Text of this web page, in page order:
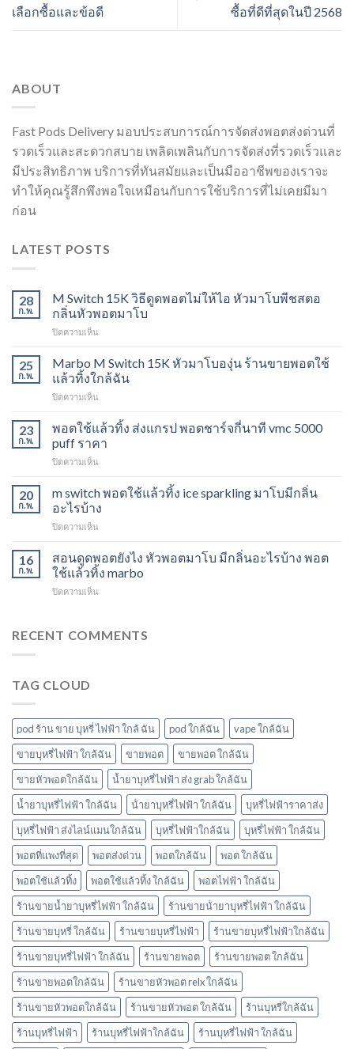
เลือกซื้อและข้อดี ซื้อที่ดีที่สุดในปี 2568
ABOUT
Fast Pods Delivery มอบประสบการณ์การจัดส่งพอตส่งด่วนที่
รวดเร็วและสะดวกสบาย เพลิดเพลินกับการจัดส่งที่รวดเร็วและ
มีประสิทธิภาพ บริการที่ทันสมัยและเป็นมืออาชีพของเราจะ
ทำให้คุณรู้สึกพึงพอใจเหมือนกับการใช้บริการที่ไม่เคยมีมา
ก่อน
LATEST POSTS
28
ก.พ.
M Switch 15K วิธีดูดพอตไม่ให้ไอ หัวมาโบพีชสตอ
กลิ่นหัวพอตมาโบ
ปิดความเห็น
Switch
15K
วิธี
ดูด
ไม่
ให้
หัว
โบ
พีช
กลิ่น
พอ
ตมา
25
ก.พ.
Marbo M Switch 15K หัวมาโบองุ่น ร้านขายพอตใช้
แล้วทิ้งใกล้ฉัน
ปิดความเห็น
M
Switch
15K
หัว
โบ
องุ่น
ขาย
ใช้
แล้ว
ใกล้
23
ก.พ.
พอตใช้แล้วทิ้ง ส่งแกรป พอตชาร์จกี่นาที vmc 5000
puff ราคา
ปิดความเห็น
แล้ว
ทิ้ง
ส่ง
พอต
ชาร์จ
นาที
puff
20
ก.พ.
m switch พอตใช้แล้วทิ้ง ice sparkling มาโบมีกลิ่น
อะไรบ้าง
ปิดความเห็น
switch
พอต
ใช้
แล้ว
sparkling
16
ก.พ.
สอนดูดพอตยังไง หัวพอตมาโบ มีกลิ่นอะไรบ้าง พอต
ใช้แล้วทิ้ง marbo
ปิดความเห็น
พอ
โบ
มี
กลิ่น
อะไร
พอต
ใช้
แล้ว
ทิ้ง
marbo
RECENT COMMENTS
TAG CLOUD
pod ร้าน ขาย บุหรี่ ไฟฟ้า ใกล้ ฉัน pod ใกล้ฉัน
vape ใกล้ฉัน
ขายบุหรี่ไฟฟ้า ใกล้ฉัน
ขายพอต
ขายพอต ใกล้ฉัน
ขายหัวพอตใกล้ฉัน
น้ำยาบุหรี่ไฟฟ้า ส่ง grab ใกล้ฉัน
น้ำยาบุหรี่ไฟฟ้า ใกล้ฉัน
น้ํายาบุหรี่ไฟฟ้า ใกล้ฉัน
บุหรี่ไฟฟ้าราคาส่ง
บุหรี่ไฟฟ้า ส่งไลน์แมนใกล้ฉัน
บุหรี่ไฟฟ้าใกล้ฉัน
บุหรี่ไฟฟ้า ใกล้ฉัน
พอตที่แพงที่สุด
พอตส่งด่วน พอตใกล้ฉัน
พอต ใกล้ฉัน
พอตใช้แล้วทิ้ง
พอตใช้แล้วทิ้ง ใกล้ฉัน
พอตไฟฟ้า ใกล้ฉัน
ร้านขายน้ำยาบุหรี่ไฟฟ้า ใกล้ฉัน
ร้านขายน้ํายาบุหรี่ไฟฟ้า ใกล้ฉัน
ร้านขายบุหรี่ ใกล้ฉัน
ร้านขายบุหรี่ไฟฟ้า
ร้านขายบุหรี่ไฟฟ้าใกล้ฉัน
ร้านขายบุหรี่ไฟฟ้า ใกล้ฉัน
ร้านขายพอต
ร้านขายพอต ใกล้ฉัน
ร้านขายพอตใกล้ฉัน
ร้านขายหัวพอต relx ใกล้ฉัน
ร้านขายหัวพอตใกล้ฉัน
ร้านขายหัวพอต ใกล้ฉัน
ร้านบุหรี่ใกล้ฉัน
ร้านบุหรี่ไฟฟ้า
ร้านบุหรี่ไฟฟ้าใกล้ฉัน
ร้านบุหรี่ไฟฟ้า ใกล้ฉัน